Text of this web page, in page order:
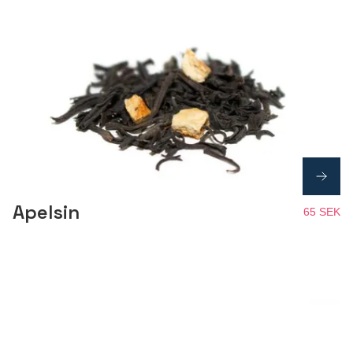
Apelsin 65 SEK